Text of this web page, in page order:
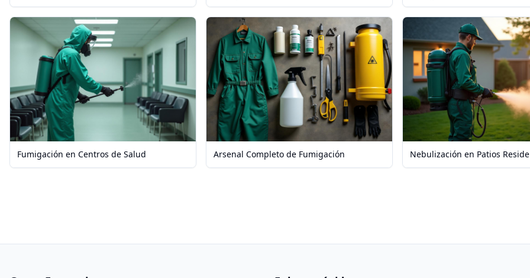
Fumigación en Centros de Salud Arsenal Completo de Fumigación Nebulización en Patios